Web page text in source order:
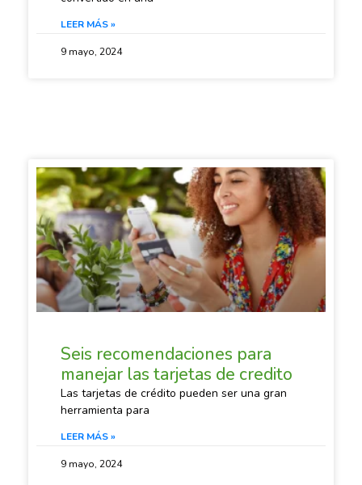
LEER MÁS »
9 mayo, 2024
SACANDO CUENTAS
Seis recomendaciones para
manejar las tarjetas de credito
Las tarjetas de crédito pueden ser una gran
herramienta para
LEER MÁS »
9 mayo, 2024